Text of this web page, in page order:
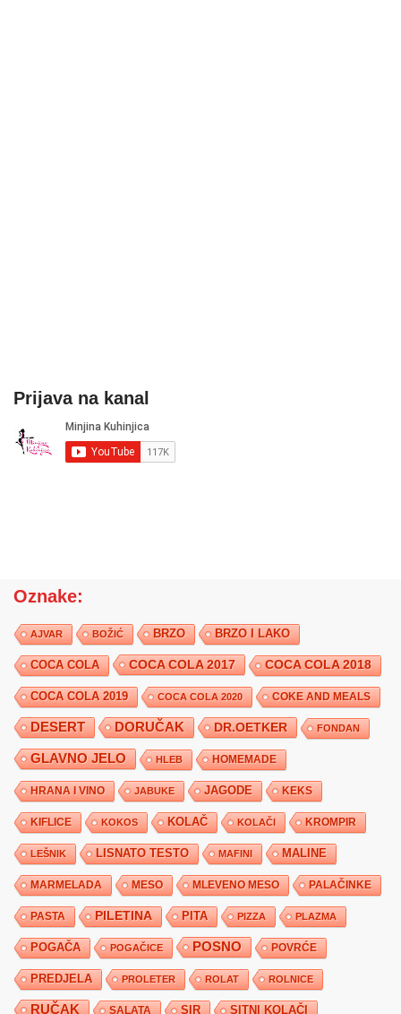
Prijava na kanal
Oznake:
AJVAR BOŽIĆ BRZO BRZO I LAKO
COCA COLA COCA COLA 2017 COCA COLA 2018
COCA COLA 2019 COCA COLA 2020 COKE AND MEALS
DESERT DORUČAK DR.OETKER FONDAN
GLAVNO JELO HLEB HOMEMADE
HRANA I VINO JABUKE JAGODE KEKS
KIFLICE KOKOS KOLAČ KOLAČI KROMPIR
LEŠNIK LISNATO TESTO MAFINI MALINE
MARMELADA MESO MLEVENO MESO PALAČINKE
PASTA PILETINA PITA PIZZA PLAZMA
POGAČA POGAČICE POSNO POVRĆE
PREDJELA PROLETER ROLAT ROLNICE
RUČAK SALATA SIR SITNI KOLAČI